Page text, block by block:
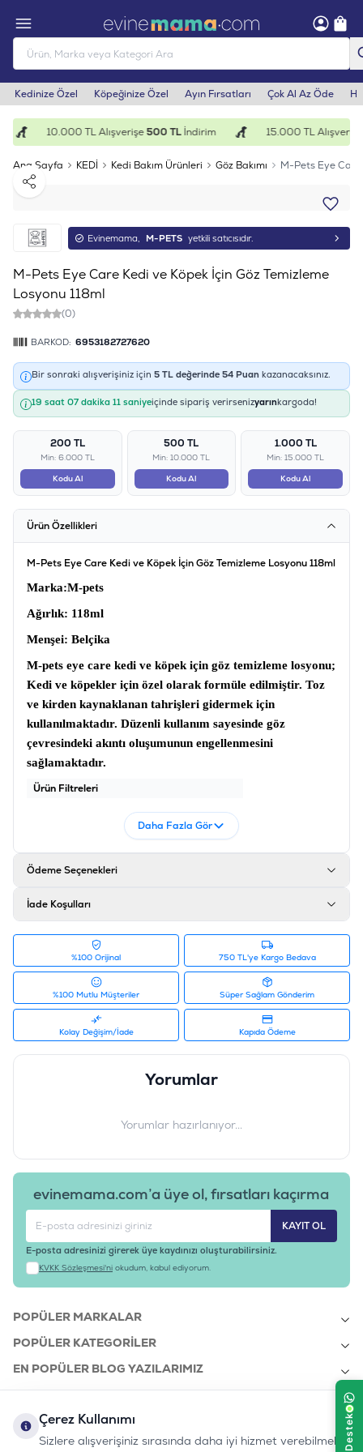
Kedinize Özel Köpeğinize Özel Ayın Fırsatları Çok Al Az Öde
10.000 TL Alışverişe500 TLİndirim 15.000 TL Alışverişe
Ana Sayfa KEDİ Kedi Bakım Ürünleri Göz Bakımı
M-Pets Eye Care
Paylaş
Evinemama, M-PETS yetkili satıcısıdır.
M-Pets Eye Care Kedi ve Köpek İçin Göz Temizleme
Losyonu 118ml
(0)
BARKOD: 6953182727620
Bir sonraki alışverişiniz için 5 TL değerinde 54 Puan kazanacaksınız.
19 saat 07 dakika 11 saniyeiçinde sipariş verirsenizyarınkargoda!
200 TL
Min: 6.000 TL
Kodu Al
500 TL
Min: 10.000 TL
Kodu Al
1.000 TL
Min: 15.000 TL
Kodu Al
Ürün Özellikleri
M-Pets Eye Care Kedi ve Köpek İçin Göz Temizleme Losyonu 118ml
Marka:M-pets
Ağırlık: 118ml
Menşei: Belçika
M-pets eye care kedi ve köpek için göz temizleme losyonu;
Kedi ve köpekler için özel olarak formüle edilmiştir. Toz
ve kirden kaynaklanan tahrişleri gidermek için
kullanılmaktadır. Düzenli kullanım sayesinde göz
çevresindeki akıntı oluşumunun engellenmesini
sağlamaktadır.
Ürün Filtreleri
Tedarikçi Ürün Kodu
: 10109699
Daha Fazla Gör
Ödeme Seçenekleri
İade Koşulları
%100 Orijinal 750 TL'ye Kargo Bedava
%100 Mutlu Müşteriler Süper Sağlam Gönderim
Kolay Değişim/İade Kapıda Ödeme
Yorumlar
Yorumlar hazırlanıyor...
evinemama.com’a üye ol, fırsatları kaçırma
KAYIT OL
E-posta adresinizi girerek üye kaydınızı oluşturabilirsiniz.
KVKK Sözleşmesi'ni okudum, kabul ediyorum.
POPÜLER MARKALAR
POPÜLER KATEGORILER
EN POPÜLER BLOG YAZILARIMIZ
KURUMSAL
Çerez Kullanımı
Sizlere alışverişiniz sırasında daha iyi hizmet verebilmek